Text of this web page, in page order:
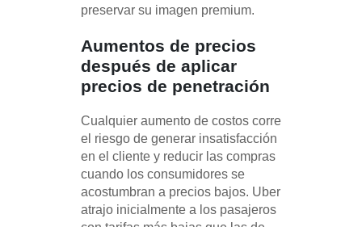
preservar su imagen premium.
Aumentos de precios
después de aplicar
precios de penetración
Cualquier aumento de costos corre
el riesgo de generar insatisfacción
en el cliente y reducir las compras
cuando los consumidores se
acostumbran a precios bajos. Uber
atrajo inicialmente a los pasajeros